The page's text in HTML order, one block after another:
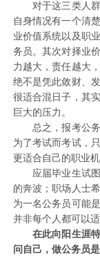
对于这三类人群
自身情况有一个清
业价值系统以及职
务员。其次对择业
力越大，责任越大
绝不是凭此敛财、
很适合混日子，其
巨大的压力。
总之，报考公务
为了考试而考试，
更适合自己的职业机
应届毕业生试图
的奔波；职场人士
为一名公务员可能
并非每个人都可以
在此向阳生涯特
问自己，做公务员